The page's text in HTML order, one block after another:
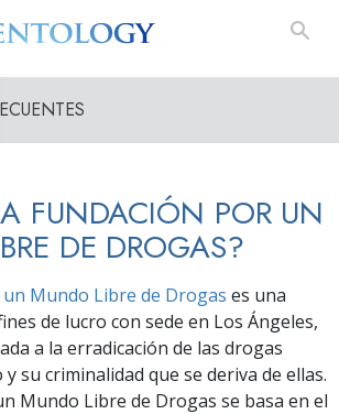
FUNDACIÓN POR UN
DE DROGAS?
Mundo Libre de Drogas es una
de lucro con sede en Los Ángeles,
a la erradicación de las drogas
su criminalidad que se deriva de ellas.
Mundo Libre de Drogas se basa en el